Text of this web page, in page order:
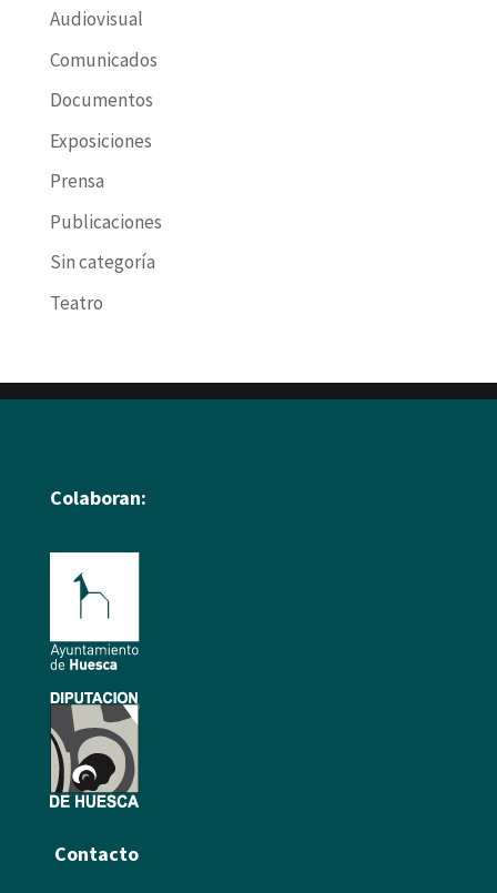
Audiovisual
Comunicados
Documentos
Exposiciones
Prensa
Publicaciones
Sin categoría
Teatro
Colaboran:
Contacto